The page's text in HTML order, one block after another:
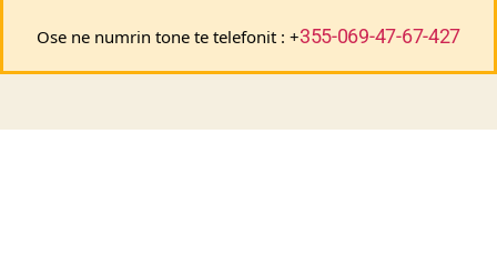
Ose ne numrin tone te telefonit : +355-069-47-67-427